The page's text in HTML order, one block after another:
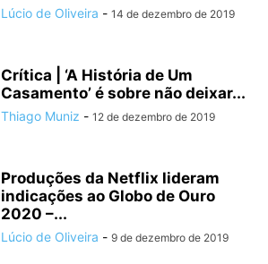
Lúcio de Oliveira - 14 de dezembro de 2019
Crítica | ‘A História de Um
Casamento’ é sobre não deixar...
Thiago Muniz - 12 de dezembro de 2019
Produções da Netflix lideram
indicações ao Globo de Ouro
2020 –...
Lúcio de Oliveira - 9 de dezembro de 2019